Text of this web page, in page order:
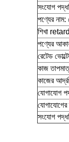
সংযোগ
পণ্যের নাম:
শিখা
পণ্যের
রেটেড
কাজ
কাজের
যোগাযোগ
সংযোগ